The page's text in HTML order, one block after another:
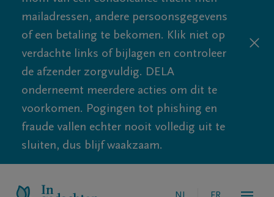
mailadressen, andere persoonsgegevens
of een betaling te bekomen. Klik niet op
verdachte links of bijlagen en controleer
de afzender zorgvuldig. DELA
onderneemt meerdere acties om dit te
voorkomen. Pogingen tot phishing en
fraude vallen echter nooit volledig uit te
sluiten, dus blijf waakzaam.